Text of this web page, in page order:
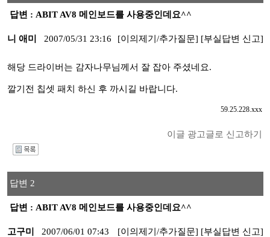
답변 : ABIT AV8 메인보드를 사용중인데요^^
니 애미 2007/05/31 23:16 [이의제기/추가질문] [부실답변 신고]
해당 드라이버는 감자나무님께서 잘 잡아 주셨네요.
깔기전 칩셋 패치 하신 후 까시길 바랍니다.
59.25.228.xxx
이글 광고글로 신고하기
답변 2
답변 : ABIT AV8 메인보드를 사용중인데요^^
고구미 2007/06/01 07:43 [이의제기/추가질문] [부실답변 신고]